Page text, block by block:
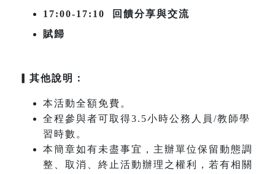
17:00-17:10 回饋分享與交流
賦歸
▎其他說明：
本活動全額免費。
全程參與者可取得3.5小時公務人員/教師學
習時數。
本簡章如有未盡事宜，主辦單位保留動態調
整、取消、終止活動辦理之權利，若有相關